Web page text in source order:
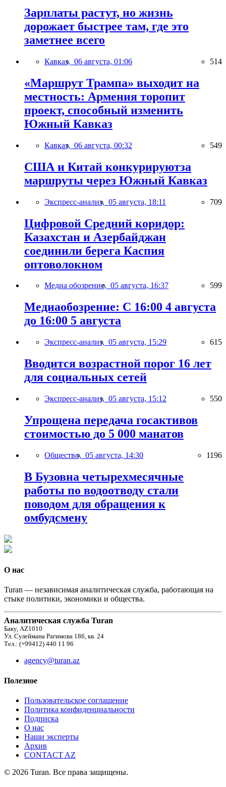
Зарплаты растут, но жизнь
дорожает быстрее там, где это
заметнее всего
Кавказ, 06 августа, 01:06 514
«Маршрут Трампа» выходит на
местность: Армения торопит
проект, способный изменить
Южный Кавказ
Кавказ, 06 августа, 00:32 549
США и Китай конкурируютза
маршруты через Южный Кавказ
Экспресс-анализ, 05 августа, 18:11 709
Цифровой Средний коридор:
Казахстан и Азербайджан
соединили берега Каспия
оптоволокном
Медиа обозрение, 05 августа, 16:37 599
Медиаобозрение: С 16:00 4 августа
до 16:00 5 августа
Экспресс-анализ, 05 августа, 15:29 615
Вводится возрастной порог 16 лет
для социальных сетей
Экспресс-анализ, 05 августа, 15:12 550
Упрощена передача госактивов
стоимостью до 5 000 манатов
Общество, 05 августа, 14:30 1196
В Бузовна четырехмесячные
работы по водоотводу стали
поводом для обращения к
омбудсмену
О нас
Turan — независимая аналитическая служба, работающая на
стыке политики, экономики и общества.
Аналитическая служба Turan
Баку, AZ1010
Ул. Сулеймана Рагимова 186, кв. 24
Тел.: (+99412) 440 11 96
agency@turan.az
Полезное
Пользовательское соглашение
Политика конфиденциальности
Подписка
О нас
Наши эксперты
Архив
CONTACT AZ
© 2026 Turan. Все права защищены.